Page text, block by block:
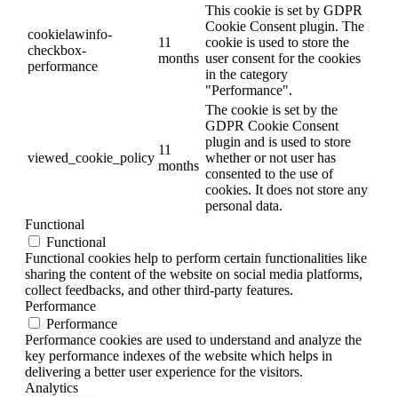
cookielawinfo-
checkbox-
performance
11
months
This cookie is set by GDPR
Cookie Consent plugin. The
cookie is used to store the
user consent for the cookies
in the category
"Performance".
viewed_cookie_policy
11
months
The cookie is set by the
GDPR Cookie Consent
plugin and is used to store
whether or not user has
consented to the use of
cookies. It does not store any
personal data.
Functional
Functional
Functional cookies help to perform certain functionalities like
sharing the content of the website on social media platforms,
collect feedbacks, and other third-party features.
Performance
Performance
Performance cookies are used to understand and analyze the
key performance indexes of the website which helps in
delivering a better user experience for the visitors.
Analytics